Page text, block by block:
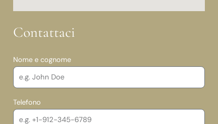
Contattaci
Nome e cognome
Telefono